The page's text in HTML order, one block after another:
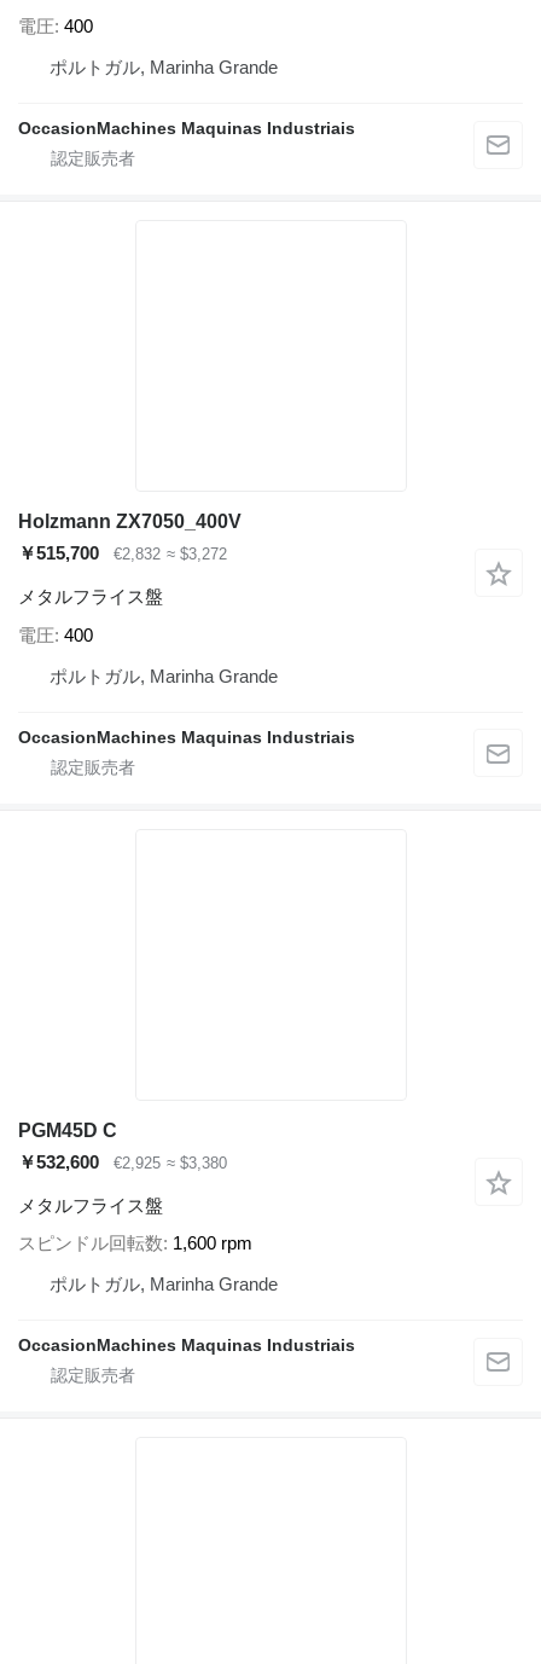
電圧 400
ポルトガル, Marinha Grande
OccasionMachines Maquinas Industriais
Holzmann ZX7050_400V
￥515,700
€2,832 ≈ $3,272
メタルフライス盤
電圧 400
ポルトガル, Marinha Grande
OccasionMachines Maquinas Industriais
PGM45D C
￥532,600
€2,925 ≈ $3,380
メタルフライス盤
スピンドル回転数 1,600 rpm
ポルトガル, Marinha Grande
OccasionMachines Maquinas Industriais